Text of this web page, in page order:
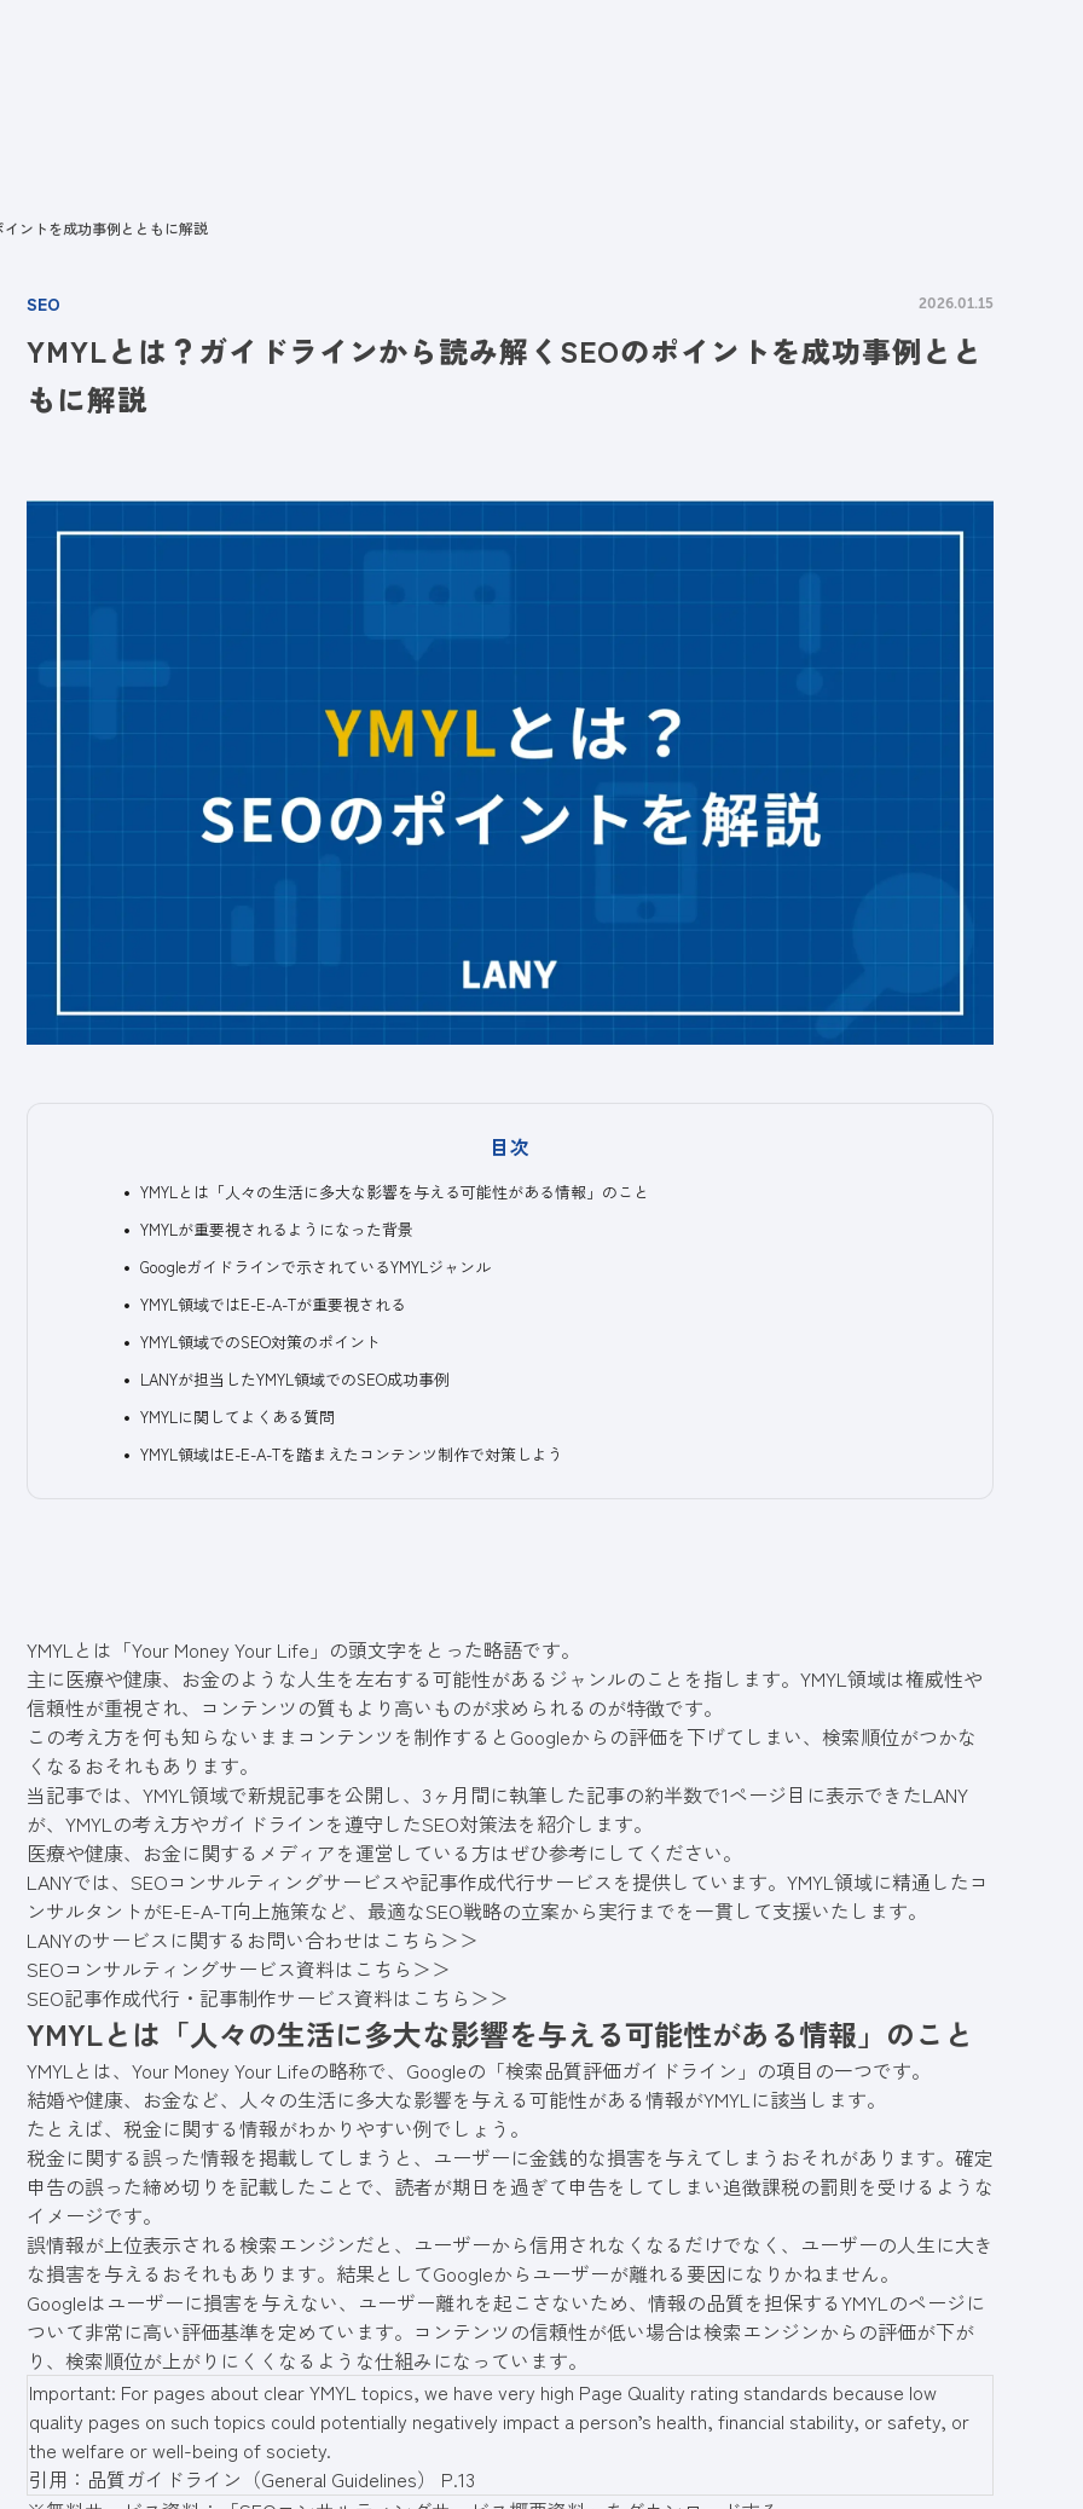
ントを成功事例とともに解説
SEO 2026.01.15
YMYLとは？ガイドラインから読み解くSEOのポイントを成功事例とと
もに解説
目次
YMYLとは「人々の生活に多大な影響を与える可能性がある情報」のこと
YMYLが重要視されるようになった背景
Googleガイドラインで示されているYMYLジャンル
YMYL領域ではE-E-A-Tが重要視される
YMYL領域でのSEO対策のポイント
LANYが担当したYMYL領域でのSEO成功事例
YMYLに関してよくある質問
YMYL領域はE-E-A-Tを踏まえたコンテンツ制作で対策しよう
YMYLとは「Your Money Your Life」の頭文字をとった略語です。
主に医療や健康、お金のような人生を左右する可能性があるジャンルのことを指します。YMYL領域は権威性や
信頼性が重視され、コンテンツの質もより高いものが求められるのが特徴です。
この考え方を何も知らないままコンテンツを制作するとGoogleからの評価を下げてしまい、検索順位がつかな
くなるおそれもあります。
当記事では、YMYL領域で新規記事を公開し、3ヶ月間に執筆した記事の約半数で1ページ目に表示できたLANY
が、YMYLの考え方やガイドラインを遵守したSEO対策法を紹介します。
医療や健康、お金に関するメディアを運営している方はぜひ参考にしてください。
LANYでは、SEOコンサルティングサービスや記事作成代行サービスを提供しています。YMYL領域に精通したコ
ンサルタントがE-E-A-T向上施策など、最適なSEO戦略の立案から実行までを一貫して支援いたします。
LANYのサービスに関するお問い合わせはこちら＞＞
SEOコンサルティングサービス資料はこちら＞＞
SEO記事作成代行・記事制作サービス資料はこちら＞＞
YMYLとは「人々の生活に多大な影響を与える可能性がある情報」のこと
YMYLとは、Your Money Your Lifeの略称で、Googleの「検索品質評価ガイドライン 」の項目の一つです。
結婚や健康、お金など、人々の生活に多大な影響を与える可能性がある情報がYMYLに該当します。
たとえば、税金に関する情報がわかりやすい例でしょう。
税金に関する誤った情報を掲載してしまうと、ユーザーに金銭的な損害を与えてしまうおそれがあります。確定
申告の誤った締め切りを記載したことで、読者が期日を過ぎて申告をしてしまい追徴課税の罰則を受けるような
イメージです。
誤情報が上位表示される検索エンジンだと、ユーザーから信用されなくなるだけでなく、ユーザーの人生に大き
な損害を与えるおそれもあります。結果としてGoogleからユーザーが離れる要因になりかねません。
Googleはユーザーに損害を与えない、ユーザー離れを起こさないため、情報の品質を担保するYMYLのページに
ついて非常に高い評価基準を定めています。コンテンツの信頼性が低い場合は検索エンジンからの評価が下が
り、検索順位が上がりにくくなるような仕組み になっています。
Important: For pages about clear YMYL topics, we have very high Page Quality rating standards because low
quality pages on such topics could potentially negatively impact a person’s health, financial stability, or safety, or
the welfare or well-being of society.
引用： 品質ガイドライン（General Guidelines） P.13